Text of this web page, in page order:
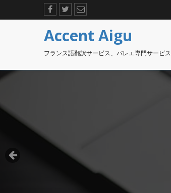
Accent Aigu
フランス語翻訳サービス、バレエ専門サービス